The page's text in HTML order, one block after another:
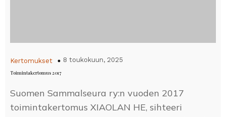
Kertomukset 8 toukokuun, 2025
Toimintakertomus 2017
Suomen Sammalseura ry:n vuoden 2017
toimintakertomus XIAOLAN HE, sihteeri